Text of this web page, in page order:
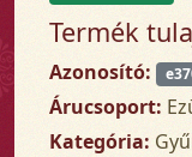
Termék
Azonosító:
Árucsoport:
Kategória: